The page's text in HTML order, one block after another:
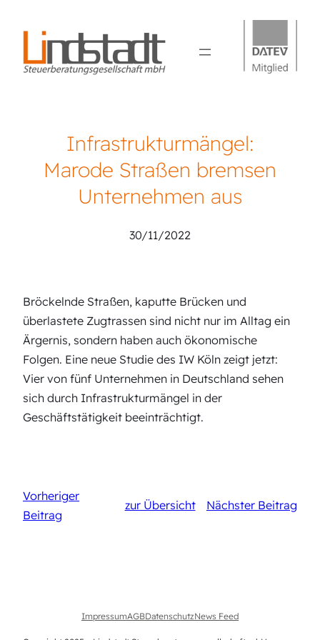
Infrastrukturmängel:
Marode Straßen bremsen
Unternehmen aus
30/11/2022
Bröckelnde Straßen, kaputte Brücken und
überlastete Zugtrassen sind nicht nur im Alltag ein
Ärgernis, sondern haben auch ökonomische
Folgen. Eine neue Studie des IW Köln zeigt jetzt:
Vier von fünf Unternehmen in Deutschland sehen
sich durch Infrastrukturmängel in der
Geschäftstätigkeit beeinträchtigt.
Vorheriger
Beitrag
zur Übersicht Nächster Beitrag
ImpressumAGBDatenschutzNews Feed